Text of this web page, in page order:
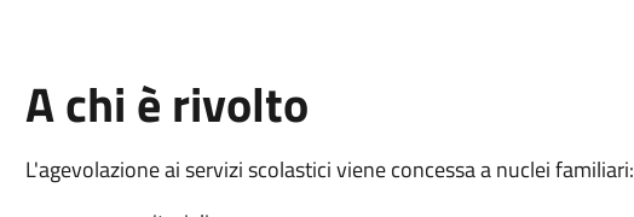
A chi è rivolto
L'agevolazione ai servizi scolastici viene concessa a nuclei familiari: